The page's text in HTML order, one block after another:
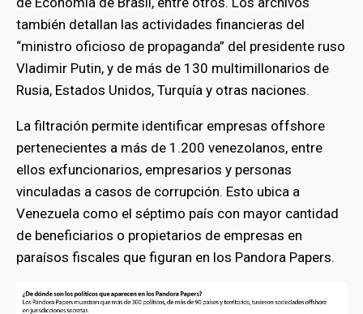
también detallan las actividades financieras del
“ministro oficioso de propaganda” del presidente ruso
Vladimir Putin, y de más de 130 multimillonarios de
Rusia, Estados Unidos, Turquía y otras naciones.
La filtración permite identificar empresas offshore
pertenecientes a más de 1.200 venezolanos, entre
ellos exfuncionarios, empresarios y personas
vinculadas a casos de corrupción. Esto ubica a
Venezuela como el séptimo país con mayor cantidad
de beneficiarios o propietarios de empresas en
paraísos fiscales que figuran en los Pandora Papers.